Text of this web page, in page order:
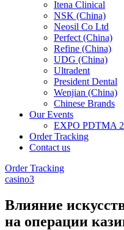
Itena Clinical
NSK (China)
Neosil Co Ltd
Perfect (China)
Refine (China)
UDG (China)
Ultradent
President Dental
Wenjian (China)
Chinese Brands
Our Events
EXPO PDTMA
Order Tracking
Contact us
Order Tracking
casino3
Влияние
на операции